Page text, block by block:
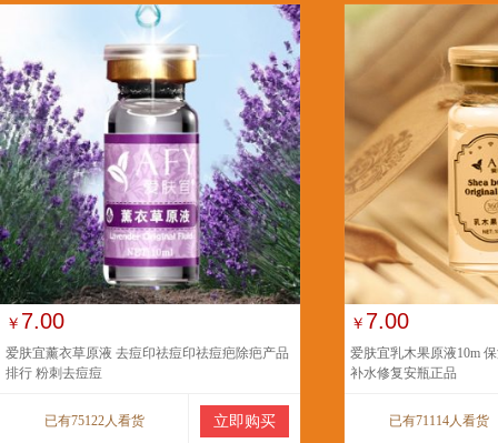
￥ 7.00
爱肤宜薰衣草原液 去痘印祛痘印祛痘疤除疤产品
排行 粉刺去痘痘
已有75122人看货 立即购买
￥ 7.00
爱肤宜乳木果原液10m
补水修复安瓶正品
已有71114人看货